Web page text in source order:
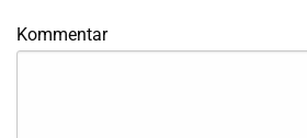
Kommentar